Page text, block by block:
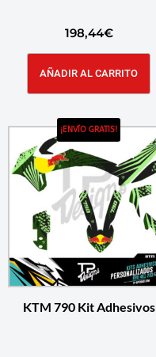
198,44€
AÑADIR AL CARRITO
¡ENVÍO GRATIS!
KTM 790 Kit Adhesivos